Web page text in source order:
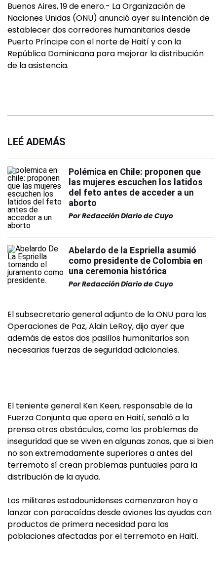
Buenos Aires, 19 de enero.- La Organización de
Naciones Unidas (ONU) anunció ayer su intención de
establecer dos corredores humanitarios desde
Puerto Príncipe con el norte de Haití y con la
República Dominicana para mejorar la distribución
de la asistencia.
LEÉ ADEMÁS
Polémica en Chile: proponen que
las mujeres escuchen los latidos
del feto antes de acceder a un
aborto
PorRedacción Diario de Cuyo
Abelardo de la Espriella asumió
como presidente de Colombia en
una ceremonia histórica
PorRedacción Diario de Cuyo
El subsecretario general adjunto de la ONU para las
Operaciones de Paz, Alain LeRoy, dijo ayer que
además de estos dos pasillos humanitarios son
necesarias fuerzas de seguridad adicionales.
El teniente general Ken Keen, responsable de la
Fuerza Conjunta que opera en Haití, señaló a la
prensa otros obstáculos, como los problemas de
inseguridad que se viven en algunas zonas, que si bien
no son extremadamente superiores a antes del
terremoto sí crean problemas puntuales para la
distribución de la ayuda.
Los militares estadounidenses comenzaron hoy a
lanzar con paracaídas desde aviones las ayudas con
productos de primera necesidad para las
poblaciones afectadas por el terremoto en Haití.